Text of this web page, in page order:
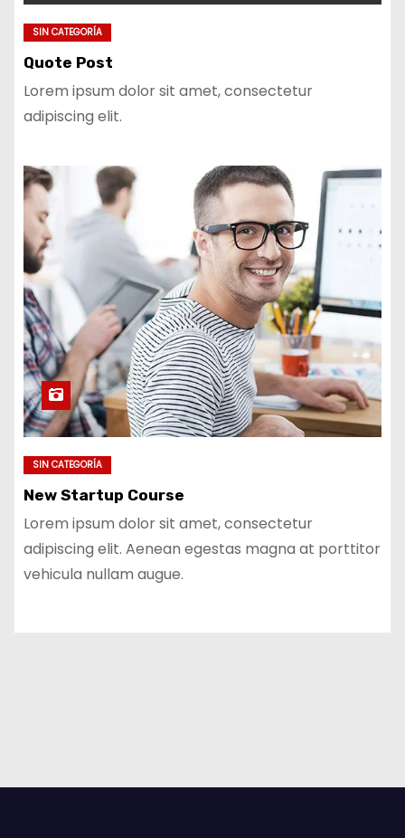
SIN CATEGORÍA
Quote Post
Lorem ipsum dolor sit amet, consectetur
adipiscing elit.
SIN CATEGORÍA
New Startup Course
Lorem ipsum dolor sit amet, consectetur
adipiscing elit. Aenean egestas magna at porttitor
vehicula nullam augue.